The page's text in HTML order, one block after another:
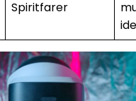
Spiritfarer